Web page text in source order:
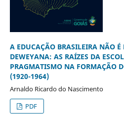
A EDUCAÇÃO BRASILEIRA NÃO É
DEWEYANA: AS RAÍZES DA
PRAGMATISMO NA FORMAÇÃO
(1920-1964)
Arnaldo Ricardo do Nascimento
PDF